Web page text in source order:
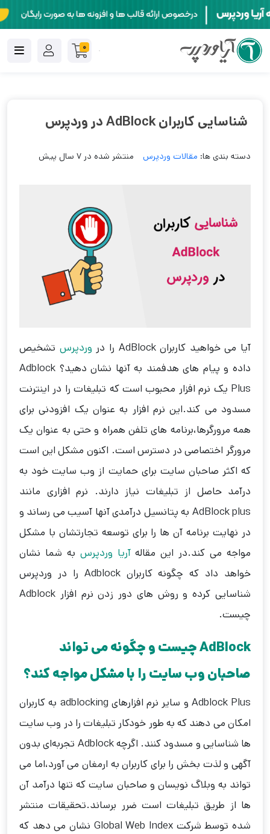
0
شناسایی کاربران AdBlock در وردپرس
دسته بندی ها: مقالات وردپرس منتشر شده در 7 سال پیش
آیا می خواهید کاربران AdBlock را در وردپرس تشخیص
داده و پیام های هدفمند به آنها نشان دهید؟ Adblock
Plus یک نرم افزار محبوب است که تبلیغات را در اینترنت
مسدود می کند.این نرم افزار به عنوان یک افزودنی برای
همه مرورگرها،برنامه های تلفن همراه و حتی به عنوان یک
مرورگر اختصاصی در دسترس است. اکنون مشکل این است
که اکثر صاحبان سایت برای حمایت از وب سایت خود به
درآمد حاصل از تبلیغات نیاز دارند. نرم افزاری مانند
AdBlock plus به پتانسیل درآمدی آنها آسیب می رساند و
در نهایت برنامه آن ها را برای توسعه تجارتشان با مشکل
مواجه می کند.در این مقالهآریا وردپرس به شما نشان
خواهد داد که چگونه کاربران Adblock را در وردپرس
شناسایی کرده و روش های دور زدن نرم افزار Adblock
چیست.
AdBlockچیست و چگونه می تواند
صاحبان وب سایت را با مشکل مواجه کند؟
Adblock Plus و سایر نرم افزارهای adblocking به کاربران
امکان می دهند که به طور خودکار تبلیغات را در وب سایت
ها شناسایی و مسدود کنند. اگرچه Adblock تجربه‌ای بدون
آگهی و لذت بخش را برای کاربران به ارمغان می آورد،اما می
تواند به وبلاگ نویسان و صاحبان سایت که تنها درآمد آن
ها از طریق تبلیغات است ضرر برساند.تحقیقات منتشر
شده توسط شرکت Global Web Index نشان می دهد که